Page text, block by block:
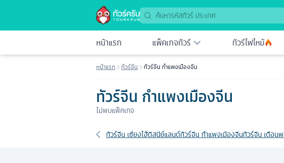
หน้าแรก แพ็คเกจทัวร์ ทัวร์ไฟไหม้
หน้าแรก ทัวร์จีน ทัวร์จีน กำแพงเมืองจีน
ทัวร์จีน กำแพงเมืองจีน
ไม่พบแพ็คเกจ
เส้นทางที่เกี่ยวข้อง
ทัวร์จีน เซี่ยงไฮ้ดิสนีย์แลนด์ทัวร์จีน กำแพงเมืองจีนทัวร์จีน เดือน